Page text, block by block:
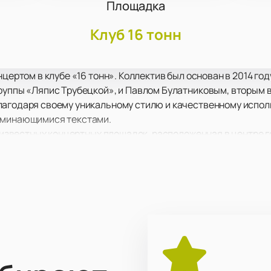
Площадка
Клуб 16 тонн
в клубе «16 тонн». Коллектив был основан в 2014
«Ляпис Трубецкой», и Павлом Булатниковым, вторым
своему уникальному стилю и качественному
текстами.
концертных площадок, расположенная в центре
техническим оснащением, что делает его